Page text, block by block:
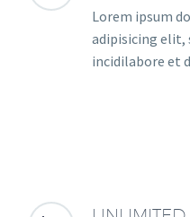
Lorem ipsum
adipisicing elit,
incidilabore et